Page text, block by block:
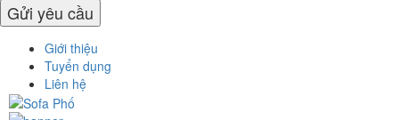
Giới thiệu
Tuyển dụng
Liên hệ